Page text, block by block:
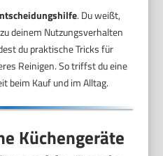
. Du weißt,
deinem Nutzungsverhalten
du praktische Tricks für
Reinigen. So triffst du eine
beim Kauf und im Alltag.
Küchengeräte